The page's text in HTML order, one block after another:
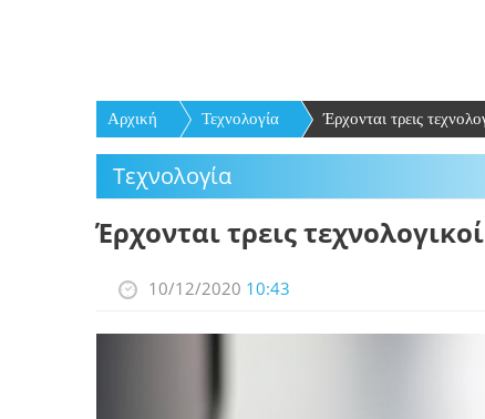
Αρχική Τεχνολογία Έρχονται τρεις
Τεχνολογία
Έρχονται τρεις
10/12/2020 10:43